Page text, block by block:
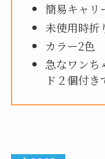
簡易キャリ
未使用時折
カラー2色
急なワンち
ド２個付き